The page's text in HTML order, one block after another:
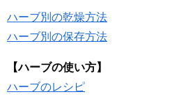
ハーブ別の乾燥方法
ハーブ別の保存方法
【ハーブの使い方】
ハーブのレシピ